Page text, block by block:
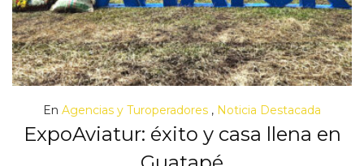
En Agencias y Turoperadores , Noticia Destacada
ExpoAviatur: éxito y casa llena en